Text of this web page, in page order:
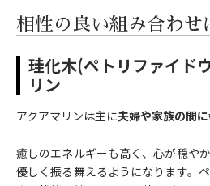
相性の良い組み合わせ
珪化木(ペトリファイド
リン
アクアマリンは主に夫婦や家族の間
癒しのエネルギーも高く、心が穏や
優しく振る舞えるようになります。